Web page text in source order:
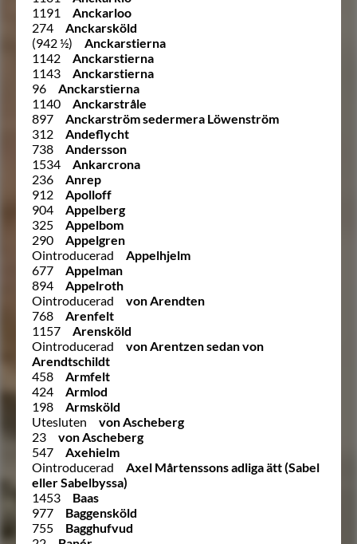
1191
Anckarloo
274
Anckarsköld
(942 ½)
Anckarstierna
1142
Anckarstierna
1143
Anckarstierna
96
Anckarstierna
1140
Anckarstråle
897
Anckarström sedermera Löwenström
312
Andeflycht
738
Andersson
1534
Ankarcrona
236
Anrep
912
Apolloff
904
Appelberg
325
Appelbom
290
Appelgren
Ointroducerad
Appelhjelm
677
Appelman
894
Appelroth
Ointroducerad
von Arendten
768
Arenfelt
1157
Arensköld
Ointroducerad
von Arentzen sedan von
Arendtschildt
458
Armfelt
424
Armlod
198
Armsköld
Utesluten
von Ascheberg
23
von Ascheberg
547
Axehielm
Ointroducerad
Axel Mårtenssons adliga ätt (Sabel
eller Sabelbyssa)
1453
Baas
977
Baggensköld
755
Bagghufvud